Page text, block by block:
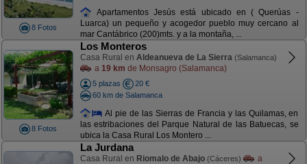
8 Fotos
Apartamentos Jesús está ubicado en ( Querúas -
Luarca) un pequeño y acogedor pueblo muy cercano al
mar Cantábrico (200)mts. y a la montaña, ...
8 Fotos
Los Monteros
Casa Rural en Aldeanueva de La Sierra (Salamanca)
a 19 km de Monsagro (Salamanca)
5 plazas
20 €
60 km de Salamanca
Al pie de las Sierras de Francia y las Quilamas, en
las estribaciones del Parque Natural de las Batuecas, se
ubica la Casa Rural Los Montero ...
La Jurdana
Casa Rural en Riomalo de Abajo (Cáceres)
a